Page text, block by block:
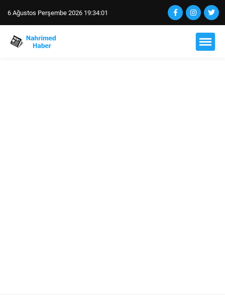
6 Ağustos Perşembe 2026 19:34:02